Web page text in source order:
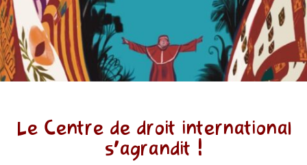
Le Centre de droit international
s’agrandit !